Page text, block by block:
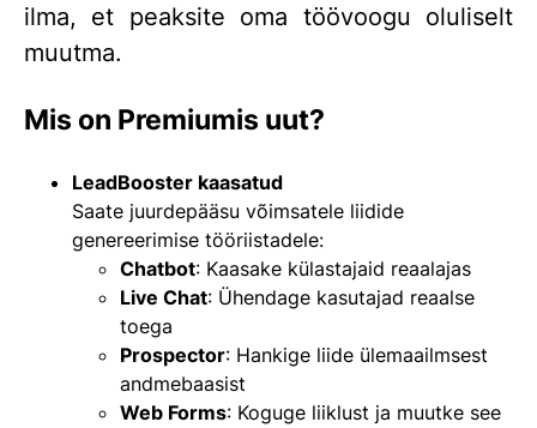
ilma, et peaksite oma töövoogu oluliselt
muutma.
Mis on Premiumis uut?
LeadBooster kaasatud
Saate juurdepääsu võimsatele liidide
genereerimise tööriistadele:
Chatbot: Kaasake külastajaid reaalajas
Live Chat: Ühendage kasutajad reaalse
toega
Prospector: Hankige liide ülemaailmsest
andmebaasist
Web Forms: Koguge liiklust ja muutke see